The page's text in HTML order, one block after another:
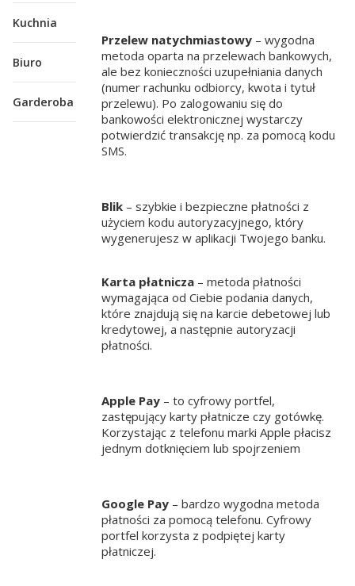
Kuchnia
Biuro
Garderoba
Przelew natychmiastowy – wygodna
metoda oparta na przelewach bankowych,
ale bez konieczności uzupełniania danych
(numer rachunku odbiorcy, kwota i tytuł
przelewu). Po zalogowaniu się do
bankowości elektronicznej wystarczy
potwierdzić transakcję np. za pomocą kodu
SMS.
Blik – szybkie i bezpieczne płatności z
użyciem kodu autoryzacyjnego, który
wygenerujesz w aplikacji Twojego banku.
Karta płatnicza – metoda płatności
wymagająca od Ciebie podania danych,
które znajdują się na karcie debetowej lub
kredytowej, a następnie autoryzacji
płatności.
Apple Pay – to cyfrowy portfel,
zastępujący karty płatnicze czy gotówkę.
Korzystając z telefonu marki Apple płacisz
jednym dotknięciem lub spojrzeniem
Google Pay – bardzo wygodna metoda
płatności za pomocą telefonu. Cyfrowy
portfel korzysta z podpiętej karty
płatniczej.